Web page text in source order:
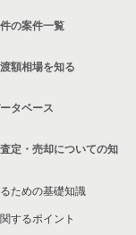
覧
の案件一覧
額相場を知る
タベース
定・売却についての知
ための基礎知識
するポイント